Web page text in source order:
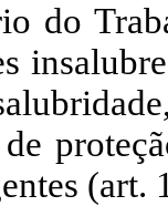
do
(art.